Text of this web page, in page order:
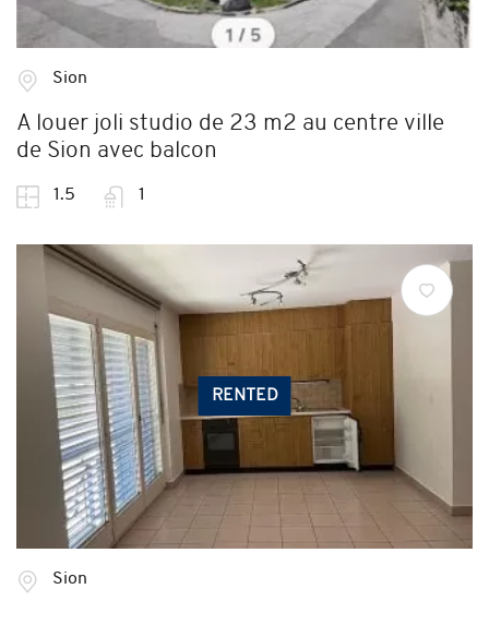
Sion
A louer joli studio de 23 m2 au centre ville
de Sion avec balcon
1.5 1
RENTED
Sion